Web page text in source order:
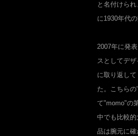
と名付けら
に1930年代
2007年に発
スとしてデ
に取り返し
た。こちら
て"momo"の
中でも比較
品は腕元に確